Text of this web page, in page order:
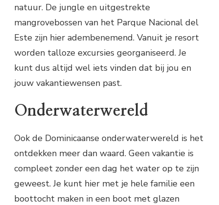
natuur. De jungle en uitgestrekte
mangrovebossen van het Parque Nacional del
Este zijn hier adembenemend. Vanuit je resort
worden talloze excursies georganiseerd. Je
kunt dus altijd wel iets vinden dat bij jou en
jouw vakantiewensen past.
Onderwaterwereld
Ook de Dominicaanse onderwaterwereld is het
ontdekken meer dan waard. Geen vakantie is
compleet zonder een dag het water op te zijn
geweest. Je kunt hier met je hele familie een
boottocht maken in een boot met glazen